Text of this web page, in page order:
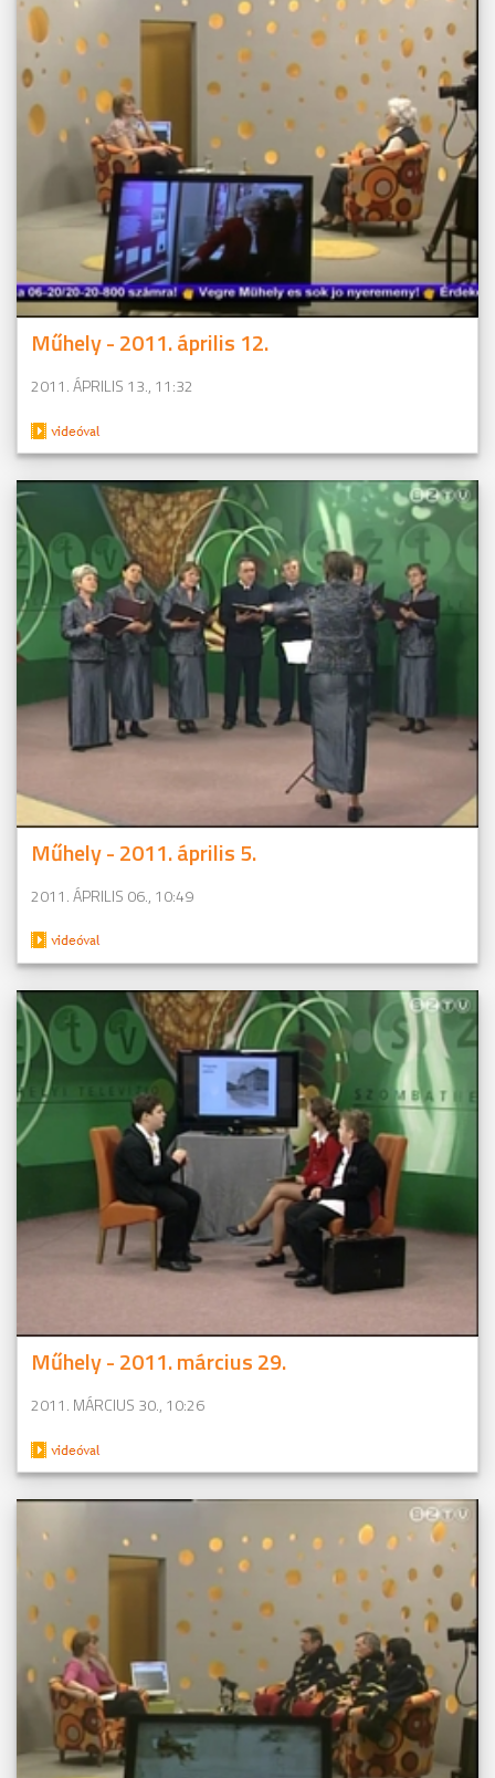
Műhely - 2011. április 12.
2011. ÁPRILIS 13., 11:32
Műhely - 2011. április 5.
2011. ÁPRILIS 06., 10:49
Műhely - 2011. március 29.
2011. MÁRCIUS 30., 10:26